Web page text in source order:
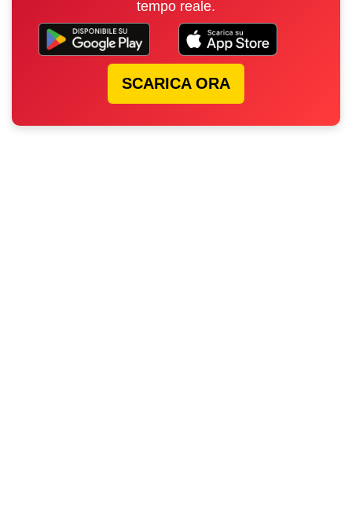
tempo reale.
SCARICA ORA